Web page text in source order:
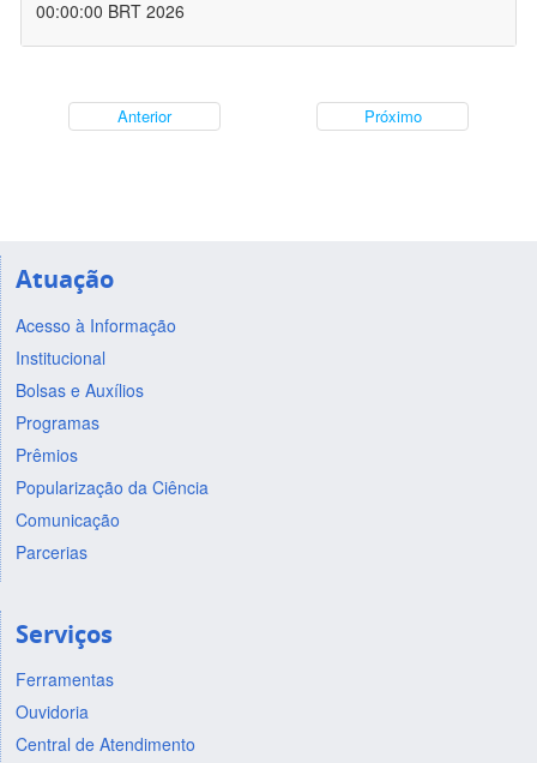
00:00:00 BRT 2026
Anterior Próximo
Atuação
Acesso à Informação
Institucional
Bolsas e Auxílios
Programas
Prêmios
Popularização da Ciência
Comunicação
Parcerias
Serviços
Ferramentas
Ouvidoria
Central de Atendimento